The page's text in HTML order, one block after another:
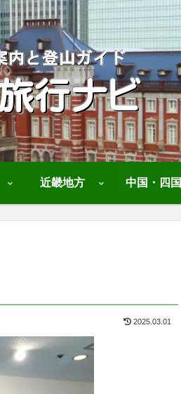
近畿地方 中国・四国
2025.03.01